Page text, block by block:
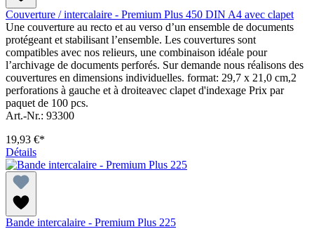
Couverture / intercalaire - Premium Plus 450 DIN A4 avec clapet
Une couverture au recto et au verso d’un ensemble de documents
protégeant et stabilisant l’ensemble. Les couvertures sont
compatibles avec nos relieurs, une combinaison idéale pour
l’archivage de documents perforés. Sur demande nous réalisons des
couvertures en dimensions individuelles. format: 29,7 x 21,0 cm,2
perforations à gauche et à droiteavec clapet d'indexage Prix par
paquet de 100 pcs.
Art.-Nr.: 93300
19,93 €*
Détails
Bande intercalaire - Premium Plus 225